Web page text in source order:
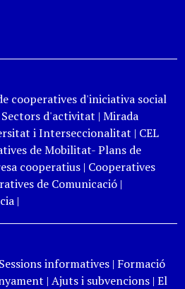
cooperatives d'iniciativa social
d'activitat | Mirada
i Interseccionalitat | CEL
de Mobilitat- Plans de
cooperatius| Cooperatives
de Comunicació|
|
informatives| Formació
| Ajuts i subvencions| El